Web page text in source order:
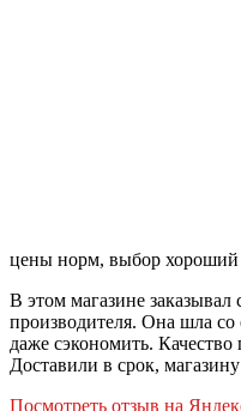
цены норм, выбор хороший
В этом магазине
производителя. Она шла
даже сэкономить.
Доставили в срок,
Посмотреть отзыв на